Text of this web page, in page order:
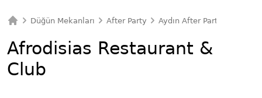
Düğün Mekanları After Party Aydın After Party
Afrodisias Restaurant &
Club